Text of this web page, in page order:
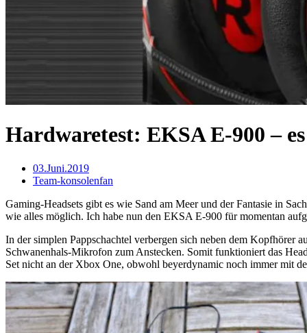
Hardwaretest: EKSA E-900 –
03.Juni.2019
Team-konsolenfan
Gaming-Headsets gibt es wie Sand am Meer und der Fantasie in
wie alles möglich. Ich habe nun den EKSA E-900 für momentan
In der simplen Pappschachtel verbergen sich neben dem Kopfhörer
Schwanenhals-Mikrofon zum Anstecken. Somit funktioniert das
Set nicht an der Xbox One, obwohl beyerdynamic noch immer mit